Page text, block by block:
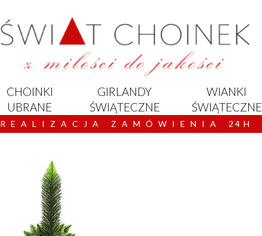
CHOINKI
UBRANE
GIRLANDY
ŚWIĄTECZNE
WIANKI
ŚWIĄTECZNE
R E A L I Z A C J A Z A M Ó W I E N I A 2 4 H